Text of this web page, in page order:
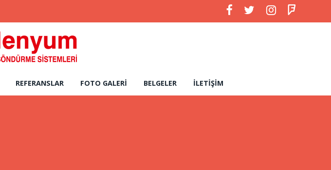
REFERANSLAR FOTO GALERI BELGELER İLETIŞIM